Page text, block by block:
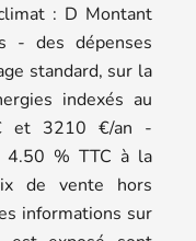
: D Montant
- des dépenses
standard, sur la
indexés au
et 3210 €/an -
4.50 % TTC à la
de vente hors
informations sur